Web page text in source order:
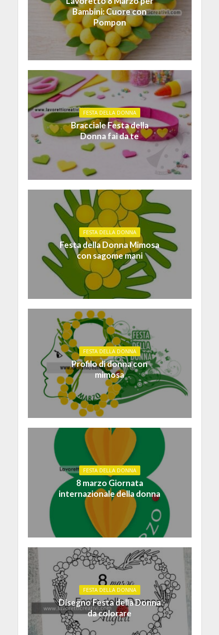
Bambini: Cuore con
Pompon
FESTA DELLA DONNA
Bracciale Festa della
Donna fai da te
FESTA DELLA DONNA
Festa della Donna Mimosa
con sagome mani
FESTA DELLA DONNA
Profilo di donna con
mimosa
FESTA DELLA DONNA
8 marzo Giornata
internazionale della donna
FESTA DELLA DONNA
Disegno Festa della Donna
da colorare